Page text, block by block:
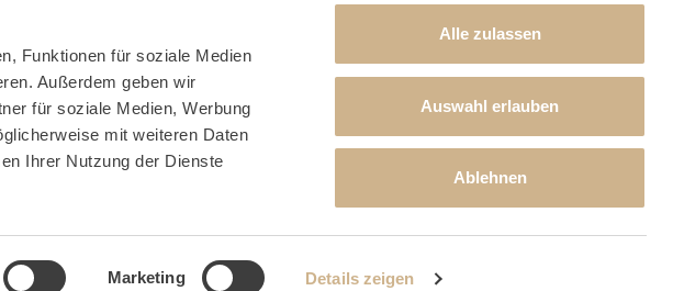
Funktionen für soziale Medien
Außerdem geben wir
für soziale Medien, Werbung
mit weiteren Daten
Ihrer Nutzung der Dienste
Marketing Details zeigen
Alle zulassen
Auswahl erlauben
Ablehnen